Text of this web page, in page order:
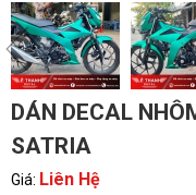
DÁN DECAL
SATRIA
Giá: Liên Hệ